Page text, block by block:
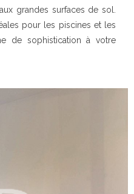
grandes surfaces de sol.
pour les piscines et les
de sophistication à votre